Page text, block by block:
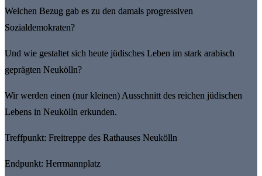
Welchen Bezug gab es zu den damals progressiven
Sozialdemokraten?
Und wie gestaltet sich heute jüdisches Leben im stark arabisch
geprägten Neukölln?
Wir werden einen (nur kleinen) Ausschnitt des reichen jüdischen
Lebens in Neukölln erkunden.
Treffpunkt: Freitreppe des Rathauses Neukölln
Endpunkt: Herrmannplatz